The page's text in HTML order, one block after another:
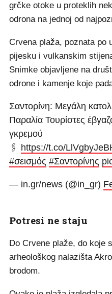
grčke otoke u proteklih
odrona na jednoj od
Crvena plaža, poznata po
pijesku i vulkanskim
Snimke objavljene na
odrone i kamenje koje
Σαντορίνη: Μεγάλη
Παραλία Τουρίστες
γκρεμού
🖇️ https://t.co/
#σεισμός #Σαντορίνης
— in.gr/news (@in_gr)
Potresi ne staju
Do Crvene plaže, do koje
arheološkog nalazišta
brodom.